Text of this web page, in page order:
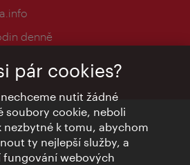
denně
údajů
pár cookies?
nutit žádné
soubory cookie, neboli
nezbytné k tomu, abychom
ty nejlepší služby, a
fungování webových